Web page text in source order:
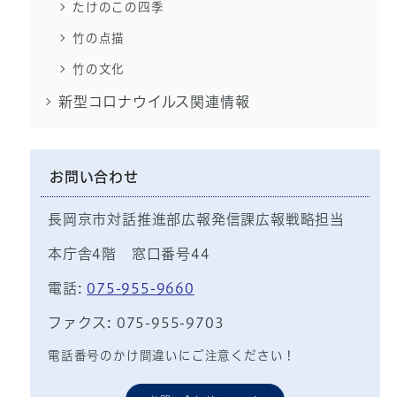
たけのこの四季
竹の点描
竹の文化
新型コロナウイルス関連情報
お問い合わせ
長岡京市対話推進部広報発信課広報戦略担当
本庁舎4階 窓口番号44
電話: 075-955-9660
ファクス: 075-955-9703
電話番号のかけ間違いにご注意ください！